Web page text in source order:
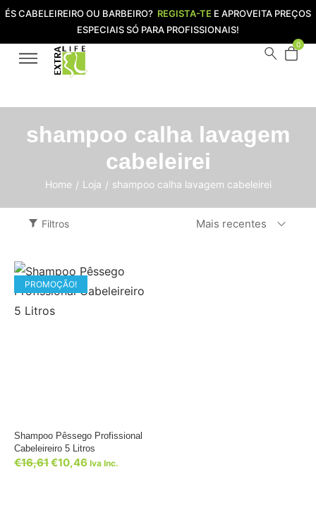
ÉS CABELEIREIRO OU BARBEIRO? REGISTA-TE E APROVEITA PREÇOS
ESPECIAIS SÓ PARA PROFISSIONAIS!
0
shampoo calha lavagem
cabeleirei
Home / Loja / shampoo calha lavagem cabeleirei
Filtros Mais recentes
ESGOTADO
PROMOÇÃO!
Shampoo Pêssego Profissional
Cabeleireiro 5 Litros
€16,61€10,46 Iva Inc.